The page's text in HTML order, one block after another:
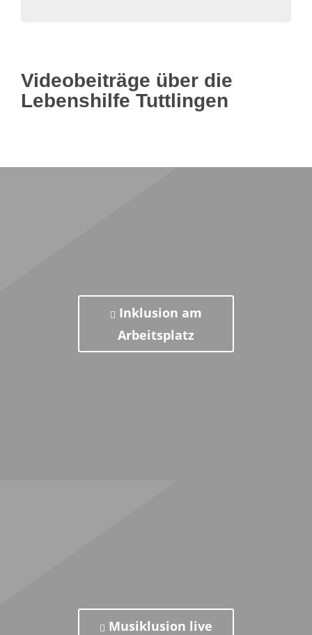
Videobeiträge über die
Lebenshilfe Tuttlingen
Inklusion am
Arbeitsplatz
Musiklusion live